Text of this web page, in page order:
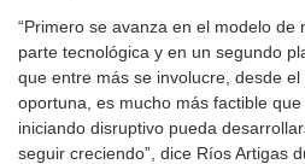
“Primero se avanza en el modelo de
parte tecnológica y en un segundo
que entre más se involucre, desde
oportuna, es mucho más factible
iniciando disruptivo pueda
seguir creciendo”, dice Ríos Artigas